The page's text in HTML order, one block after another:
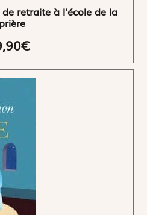
retraite à l'école de la
prière